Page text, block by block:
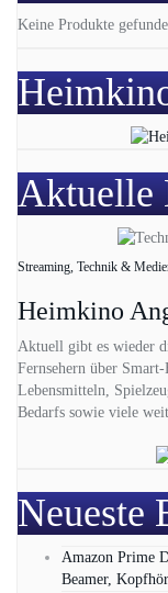
Keine Produkte
Aktuelle
Streaming, Technik &
Heimkino
Aktuell gibt es wieder
Fernsehern über
Lebensmitteln,
Bedarfs sowie viele
Neueste
Amazon Prime
Beamer,